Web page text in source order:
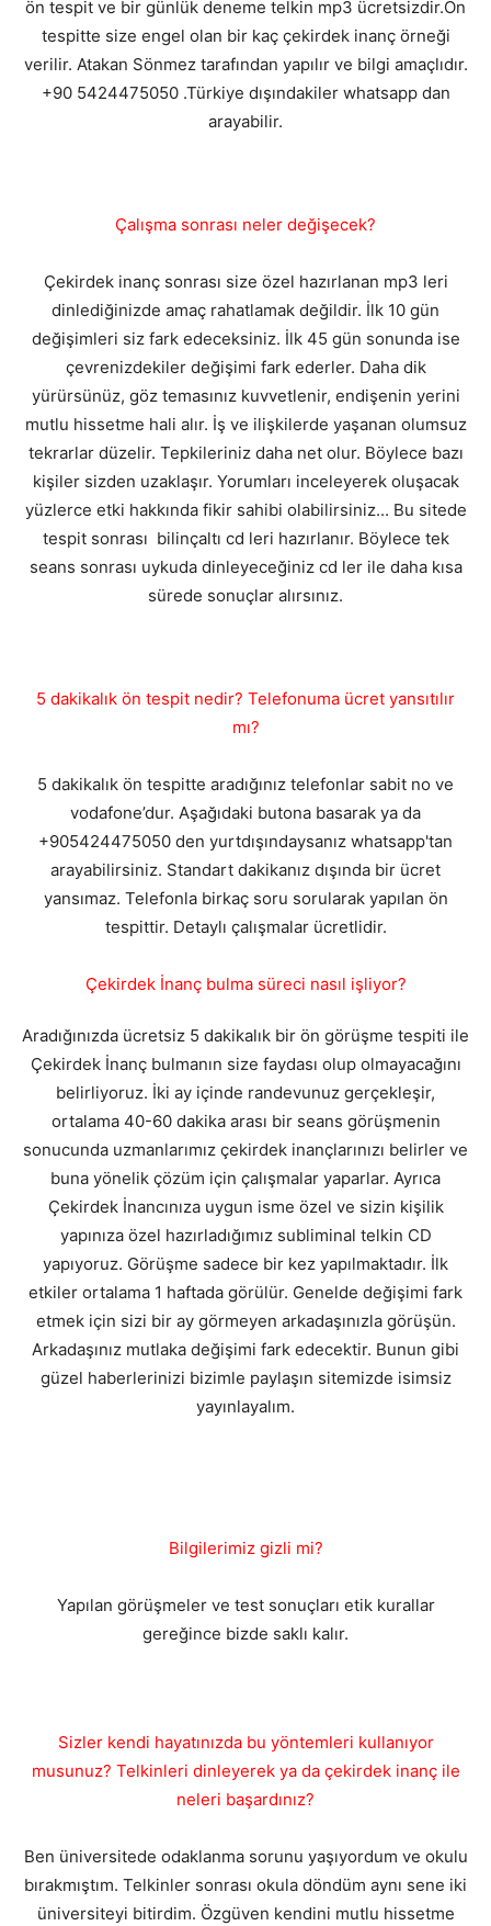
ön tespit ve bir günlük deneme telkin mp3 ücretsizdir.Ön
tespitte size engel olan bir kaç çekirdek inanç örneği
verilir. Atakan Sönmez tarafından yapılır ve bilgi amaçlıdır.
+90 5424475050 .Türkiye dışındakiler whatsapp dan
arayabilir.
Çalışma sonrası neler değişecek?
Çekirdek inanç sonrası size özel hazırlanan mp3 leri
dinlediğinizde amaç rahatlamak değildir. İlk 10 gün
değişimleri siz fark edeceksiniz. İlk 45 gün sonunda ise
çevrenizdekiler değişimi fark ederler. Daha dik
yürürsünüz, göz temasınız kuvvetlenir, endişenin yerini
mutlu hissetme hali alır. İş ve ilişkilerde yaşanan olumsuz
tekrarlar düzelir. Tepkileriniz daha net olur. Böylece bazı
kişiler sizden uzaklaşır. Yorumları inceleyerek oluşacak
yüzlerce etki hakkında fikir sahibi olabilirsiniz... Bu sitede
tespit sonrası bilinçaltı cd leri hazırlanır. Böylece tek
seans sonrası uykuda dinleyeceğiniz cd ler ile daha kısa
sürede sonuçlar alırsınız.
5 dakikalık ön tespit nedir? Telefonuma ücret yansıtılır
mı?
5 dakikalık ön tespitte aradığınız telefonlar sabit no ve
vodafone’dur. Aşağıdaki butona basarak ya da
+905424475050 den yurtdışındaysanız whatsapp'tan
arayabilirsiniz. Standart dakikanız dışında bir ücret
yansımaz. Telefonla birkaç soru sorularak yapılan ön
tespittir. Detaylı çalışmalar ücretlidir.
Çekirdek İnanç bulma süreci nasıl işliyor?
Aradığınızda ücretsiz 5 dakikalık bir ön görüşme tespiti ile
Çekirdek İnanç bulmanın size faydası olup olmayacağını
belirliyoruz. İki ay içinde randevunuz gerçekleşir,
ortalama 40-60 dakika arası bir seans görüşmenin
sonucunda uzmanlarımız çekirdek inançlarınızı belirler ve
buna yönelik çözüm için çalışmalar yaparlar. Ayrıca
Çekirdek İnancınıza uygun isme özel ve sizin kişilik
yapınıza özel hazırladığımız subliminal telkin CD
yapıyoruz. Görüşme sadece bir kez yapılmaktadır. İlk
etkiler ortalama 1 haftada görülür. Genelde değişimi fark
etmek için sizi bir ay görmeyen arkadaşınızla görüşün.
Arkadaşınız mutlaka değişimi fark edecektir. Bunun gibi
güzel haberlerinizi bizimle paylaşın sitemizde isimsiz
yayınlayalım.
Bilgilerimiz gizli mi?
Yapılan görüşmeler ve test sonuçları etik kurallar
gereğince bizde saklı kalır.
Sizler kendi hayatınızda bu yöntemleri kullanıyor
musunuz? Telkinleri dinleyerek ya da çekirdek inanç ile
neleri başardınız?
Ben üniversitede odaklanma sorunu yaşıyordum ve okulu
bırakmıştım. Telkinler sonrası okula döndüm aynı sene iki
üniversiteyi bitirdim. Özgüven kendini mutlu hissetme